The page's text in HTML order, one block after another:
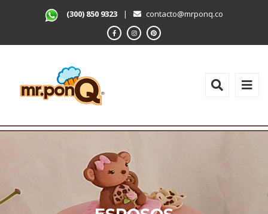
(300) 850 9323 | contacto@mrponq.co